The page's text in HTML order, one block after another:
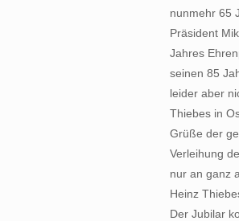
nunmehr 65
Präsident
Jahres
seinen 85
leider aber
Thiebes in
Grüße der
Verleihung
nur an ganz
Heinz
Der Jubilar